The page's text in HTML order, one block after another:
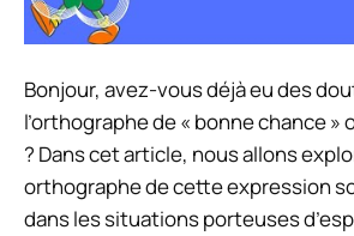
Bonjour, avez-vous déjà eu des
l’orthographe de « bonne chance »
? Dans cet article, nous allons
orthographe de cette expression
dans les situations porteuses